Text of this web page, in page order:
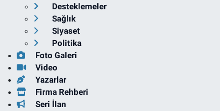
Desteklemeler
Sağlık
Siyaset
Politika
Foto Galeri
Video
Yazarlar
Firma Rehberi
Seri İlan